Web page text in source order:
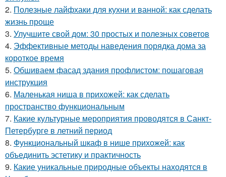
2. Полезные лайфхаки для кухни и ванной: как сделать
жизнь проще
3. Улучшите свой дом: 30 простых и полезных советов
4. Эффективные методы наведения порядка дома за
короткое время
5. Обшиваем фасад здания профлистом: пошаговая
инструкция
6. Маленькая ниша в прихожей: как сделать
пространство функциональным
7. Какие культурные мероприятия проводятся в Санкт-
Петербурге в летний период
8. Функциональный шкаф в нише прихожей: как
объединить эстетику и практичность
9. Какие уникальные природные объекты находятся в